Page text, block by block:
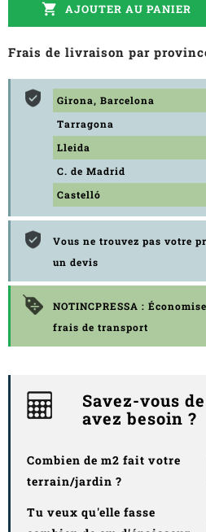
 AJOUTER AU PANIER
Frais de livraison par
Girona, Barcelona
Tarragona
Lleida
C. de Madrid
Castelló
Vous ne trouvez pas votre
un devis
NOTINCPRESSA :
frais de transport
Savez-vous
avez besoin ?
Combien de m2 fait votre
terrain/jardin ?
Tu veux qu'elle fasse